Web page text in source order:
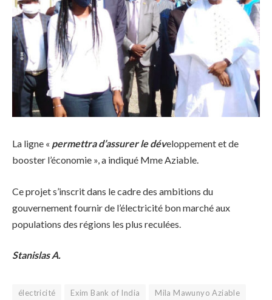
La ligne « permettra d’assurer le développement et de
booster l’économie », a indiqué Mme Aziable.
Ce projet s’inscrit dans le cadre des ambitions du
gouvernement fournir de l’électricité bon marché aux
populations des régions les plus reculées.
Stanislas A.
électricité Exim Bank of India Mila Mawunyo Aziable